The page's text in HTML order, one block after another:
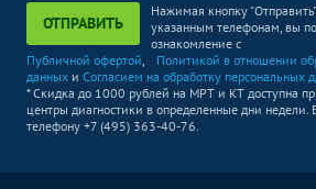
ОТПРАВИТЬ
Нажимая кнопку
указанным телефонам, вы
ознакомление с
Публичной офертой
Политикой в отношении
данных и Согласием на обработку персональных
* Скидка до 1000 рублей на МРТ и КТ доступна
центры диагностики в определенные дни недели.
телефону +7 (495) 363-40-76.